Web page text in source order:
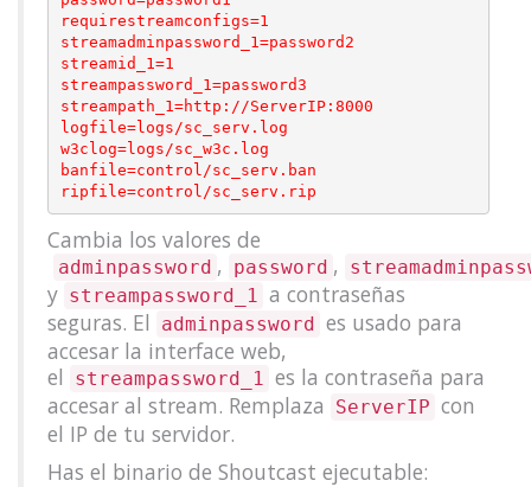
requirestreamconfigs=1
streamadminpassword_1=password2
streamid_1=1
streampassword_1=password3
streampath_1=http://ServerIP:8000
logfile=logs/sc_serv.log
w3clog=logs/sc_w3c.log
banfile=control/sc_serv.ban
Cambia los valores de
adminpassword , password ,
y streampassword_1 a contraseñas
seguras. El
adminpassword es usado para
accesar la interface web,
el
streampassword_1 es la contraseña para
accesar al stream. Remplaza
ServerIP con
el IP de tu servidor.
Has el binario de Shoutcast ejecutable: